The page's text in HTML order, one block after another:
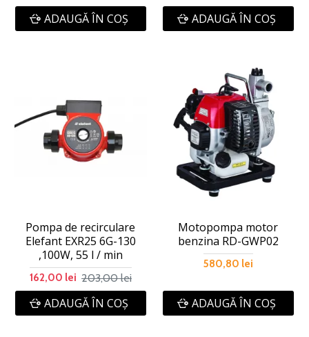
ADAUGĂ ÎN COŞ ADAUGĂ ÎN COŞ
Pompa de recirculare
Elefant EXR25 6G-130
,100W, 55 l / min
162,00 lei 203,00 lei
ADAUGĂ ÎN COŞ
Motopompa motor
benzina RD-GWP02
580,80 lei
ADAUGĂ ÎN COŞ